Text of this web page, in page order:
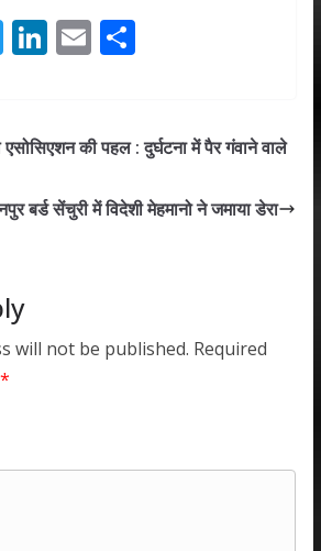
T
er
Li
e
n
E
l
S
e
की पहल : दुर्घटना में पैर गंवाने वाले
बर्ड सेंचुरी में विदेशी मेहमानो ने जमाया डेरा
will not be published. Required
*